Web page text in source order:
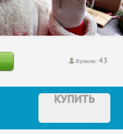
Купили:43
КУПИТЬ